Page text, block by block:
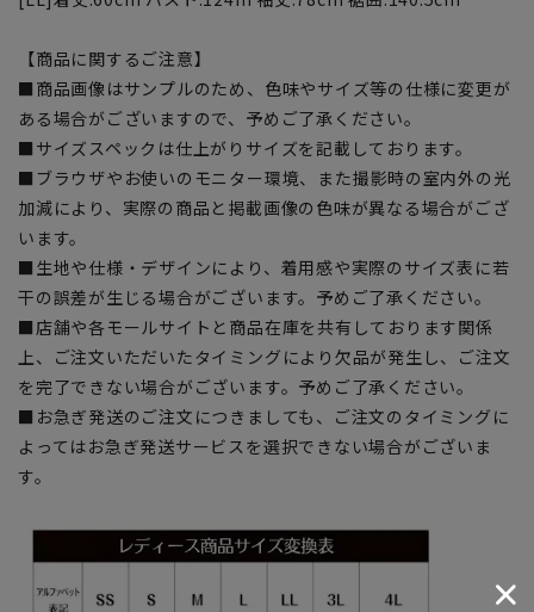
【商品に関するご注意】
■商品画像はサンプルのため、色味やサイズ等の仕様に変更が
ある場合がございますので、予めご了承ください。
■サイズスペックは仕上がりサイズを記載しております。
■ブラウザやお使いのモニター環境、また撮影時の室内外の光
加減により、実際の商品と掲載画像の色味が異なる場合がござ
います。
■生地や仕様・デザインにより、着用感や実際のサイズ表に若
干の誤差が生じる場合がございます。予めご了承ください。
■店舗や各モールサイトと商品在庫を共有しております関係
上、ご注文いただいたタイミングにより欠品が発生し、ご注文
を完了できない場合がございます。予めご了承ください。
■お急ぎ発送のご注文につきましても、ご注文のタイミングに
よってはお急ぎ発送サービスを選択できない場合がございま
す。